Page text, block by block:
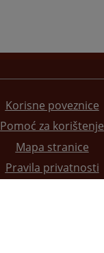
Korisne poveznice
Pomoć za korištenje
Mapa stranice
Pravila privatnosti